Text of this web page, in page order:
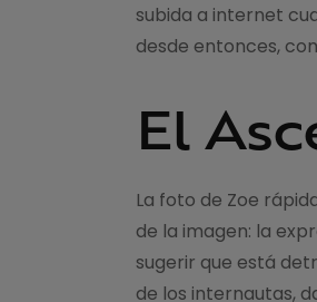
subida a internet
desde entonces,
El
La foto de Zoe
de la imagen: la
sugerir que está
de los internautas,